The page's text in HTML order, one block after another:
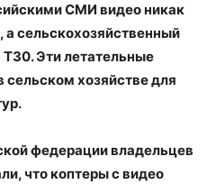
СМИ видео никак
а сельскохозяйственный
T30. Эти летательные
хозяйстве для
федерации владельцев
что коптеры с видео